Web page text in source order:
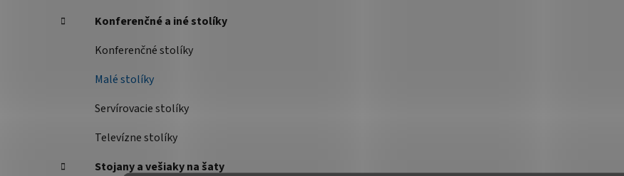
Konferenčné a iné stolíky
Konferenčné stolíky
Malé stolíky
Servírovacie stolíky
Televízne stolíky
Stojany a vešiaky na šaty